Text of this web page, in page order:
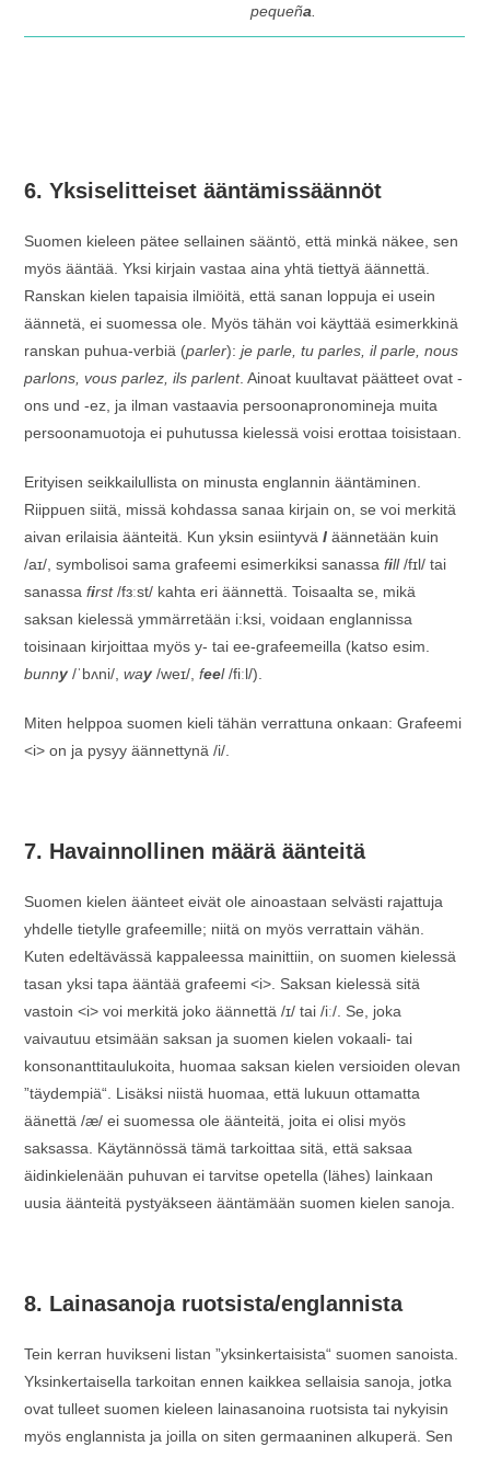
pequeña
6. Yksiselitteiset ääntämissäännöt
Suomen kieleen pätee sellainen sääntö, että minkä näkee, sen
myös ääntää. Yksi kirjain vastaa aina yhtä tiettyä äännettä.
Ranskan kielen tapaisia ilmiöitä, että sanan loppuja ei usein
äännetä, ei suomessa ole. Myös tähän voi käyttää esimerkkinä
ranskan puhua-verbiä (parler):je parle, tu parles, il parle, nous
parlons, vous parlez, ils parlent. Ainoat kuultavat päätteet ovat -
ons und -ez, ja ilman vastaavia persoonapronomineja muita
persoonamuotoja ei puhutussa kielessä voisi erottaa toisistaan.
Erityisen seikkailullista on minusta englannin ääntäminen.
Riippuen siitä, missä kohdassa sanaa kirjain on, se voi merkitä
aivan erilaisia äänteitä. Kun yksin esiintyväI äännetään kuin
/aɪ/, symbolisoi sama grafeemi esimerkiksi sanassafill/fɪl/ tai
sanassafirst/fɜːst/ kahta eri äännettä. Toisaalta se, mikä
saksan kielessä ymmärretään i:ksi, voidaan englannissa
toisinaan kirjoittaa myös y- tai ee-grafeemeilla (katso esim.
bunny /ˈbʌni/,way /weɪ/,feel/fiːl/).
Miten helppoa suomen kieli tähän verrattuna onkaan: Grafeemi
<i> on ja pysyy äännettynä /i/.
7. Havainnollinen määrä äänteitä
Suomen kielen äänteet eivät ole ainoastaan selvästi rajattuja
yhdelle tietylle grafeemille; niitä on myös verrattain vähän.
Kuten edeltävässä kappaleessa mainittiin, on suomen kielessä
tasan yksi tapa ääntää grafeemi <i>. Saksan kielessä sitä
vastoin <i> voi merkitä joko äännettä ​/⁠ɪ⁠/ tai /iː/. Se, joka
vaivautuu etsimään saksan ja suomen kielen vokaali- tai
konsonanttitaulukoita, huomaa saksan kielen versioiden olevan
”täydempiä“. Lisäksi niistä huomaa, että lukuun ottamatta
äänettä /æ/ ei suomessa ole äänteitä, joita ei olisi myös
saksassa. Käytännössä tämä tarkoittaa sitä, että saksaa
äidinkielenään puhuvan ei tarvitse opetella (lähes) lainkaan
uusia äänteitä pystyäkseen ääntämään suomen kielen sanoja.
8. Lainasanoja ruotsista/englannista
Tein kerran huvikseni listan ”yksinkertaisista“ suomen sanoista.
Yksinkertaisella tarkoitan ennen kaikkea sellaisia sanoja, jotka
ovat tulleet suomen kieleen lainasanoina ruotsista tai nykyisin
myös englannista ja joilla on siten germaaninen alkuperä. Sen